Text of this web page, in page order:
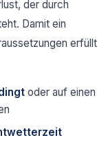
der durch
Damit ein
erfüllt
oder auf einen